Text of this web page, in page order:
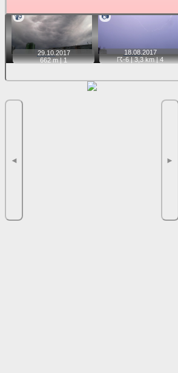
📹
29.10. 2017
662 m |1
📷
18.08. 2017
☈-6| 3,3 km |4
◄ ►